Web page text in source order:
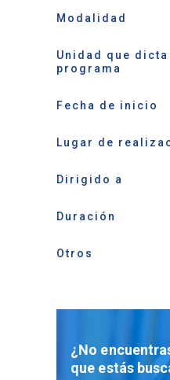
Modalidad
Unidad que dicta
programa
Fecha de inicio
Lugar de
Dirigido a
Duración
Otros
¿No
que estás